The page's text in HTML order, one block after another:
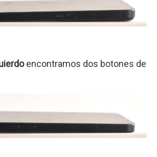
encontramos dos botones de